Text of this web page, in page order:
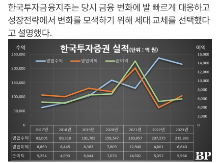
한국투자금융지주는 당시 금융 변화에 발 빠르게 대응하고
성장전략에서 변화를 모색하기 위해 세대 교체를 선택했다
고 설명했다.